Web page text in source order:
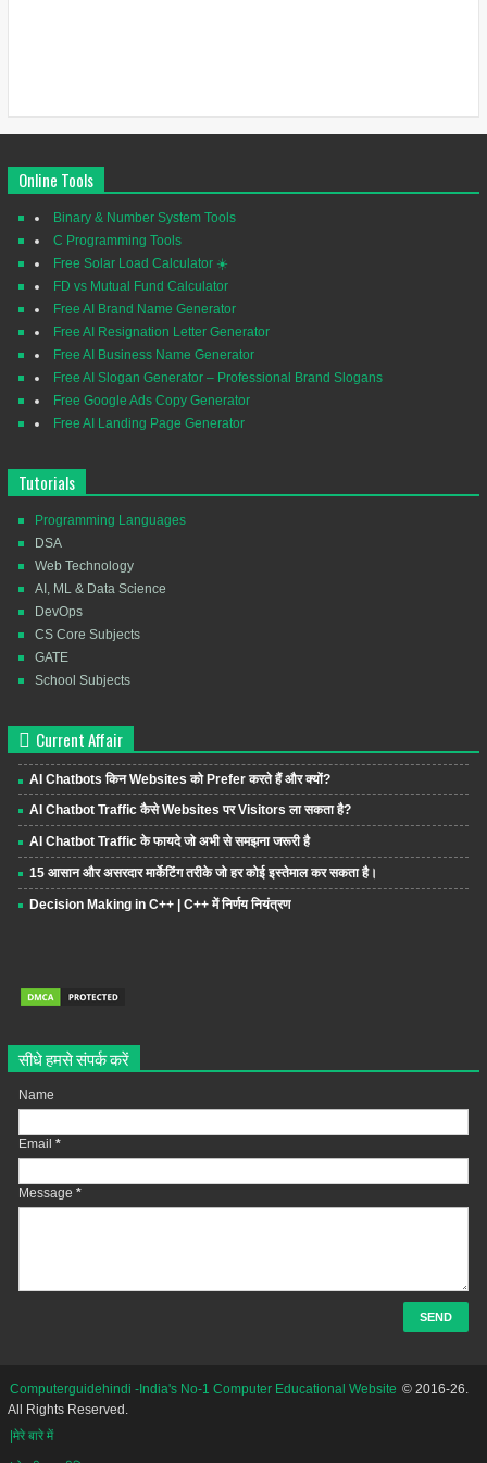
Online Tools
Binary & Number System Tools
C Programming Tools
Free Solar Load Calculator ☀️
FD vs Mutual Fund Calculator
Free AI Brand Name Generator
Free AI Resignation Letter Generator
Free AI Business Name Generator
Free AI Slogan Generator – Professional Brand Slogans
Free Google Ads Copy Generator
Free AI Landing Page Generator
Tutorials
Programming Languages
DSA
Web Technology
AI, ML & Data Science
DevOps
CS Core Subjects
GATE
School Subjects
Current Affair
AI Chatbots किन Websites को Prefer करते हैं और क्यों?
AI Chatbot Traffic कैसे Websites पर Visitors ला सकता है?
AI Chatbot Traffic के फायदे जो अभी से समझना जरूरी है
15 आसान और असरदार मार्केटिंग तरीके जो हर कोई इस्तेमाल कर सकता है।
Decision Making in C++ | C++ में निर्णय नियंत्रण
सीधे हमसे संपर्क करें
Name
Email *
Message *
Computerguidehindi -India's No-1 Computer Educational Website © 2016-26.
All Rights Reserved.
|मेरे बारे में